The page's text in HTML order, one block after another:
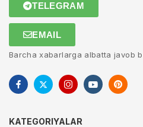
TELEGRAM
EMAIL
Barcha xabarlarga albatta javob
KATEGORIYALAR